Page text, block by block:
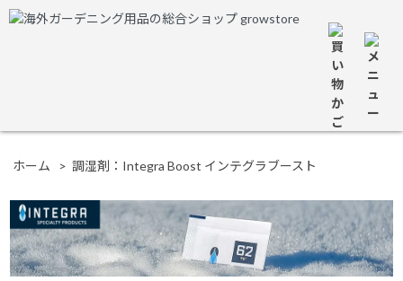
ホーム > 調湿剤：Integra Boost インテグラブースト